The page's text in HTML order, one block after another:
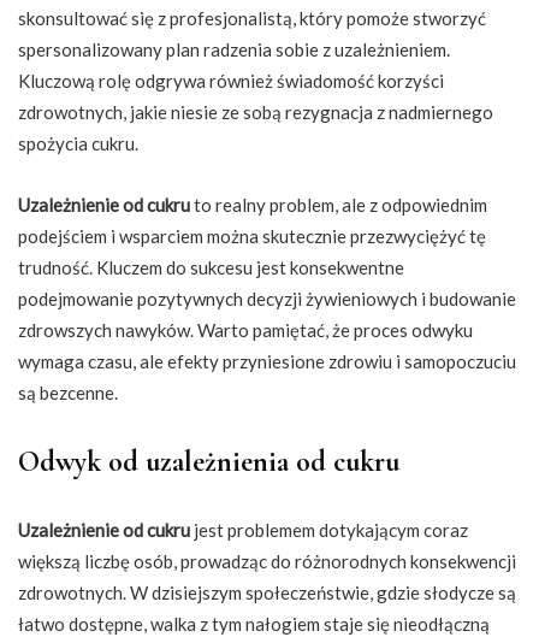
skonsultować się z profesjonalistą, który pomoże stworzyć
spersonalizowany plan radzenia sobie z uzależnieniem.
Kluczową rolę odgrywa również świadomość korzyści
zdrowotnych, jakie niesie ze sobą rezygnacja z nadmiernego
spożycia cukru.
Uzależnienie od cukruto realny problem, ale z odpowiednim
podejściem i wsparciem można skutecznie przezwyciężyć tę
trudność. Kluczem do sukcesu jest konsekwentne
podejmowanie pozytywnych decyzji żywieniowych i budowanie
zdrowszych nawyków. Warto pamiętać, że proces odwyku
wymaga czasu, ale efekty przyniesione zdrowiu i samopoczuciu
są bezcenne.
Odwyk od uzależnienia od cukru
Uzależnienie od cukru jest problemem dotykającym coraz
większą liczbę osób, prowadząc do różnorodnych konsekwencji
zdrowotnych. W dzisiejszym społeczeństwie, gdzie słodycze są
łatwo dostępne, walka z tym nałogiem staje się nieodłączną